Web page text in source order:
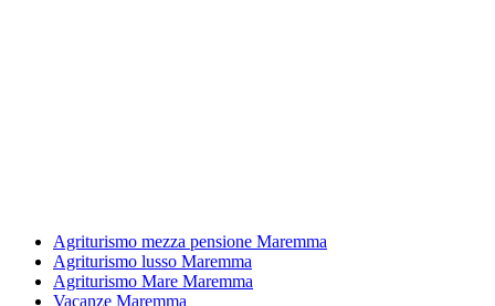
Agriturismo mezza pensione Maremma
Agriturismo lusso Maremma
Agriturismo Mare Maremma
Vacanze Maremma